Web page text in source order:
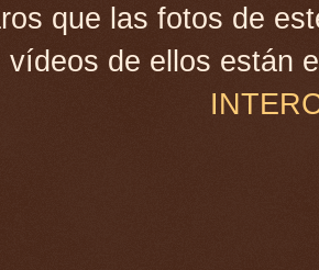
que las fotos de
vídeos de ellos están